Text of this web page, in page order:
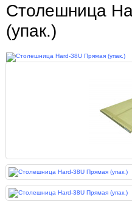
Столешница
(упак.)